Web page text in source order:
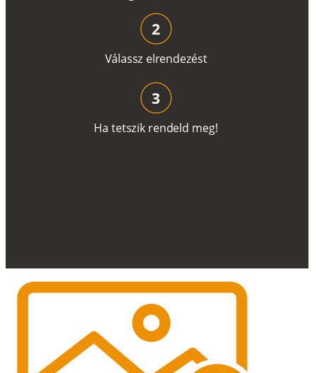
Válassz elrendezést
2
Ha tetszik rendeld meg!
3